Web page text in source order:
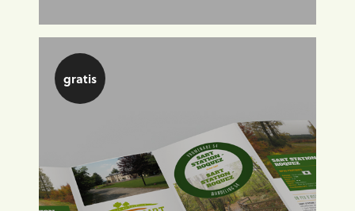
gratis